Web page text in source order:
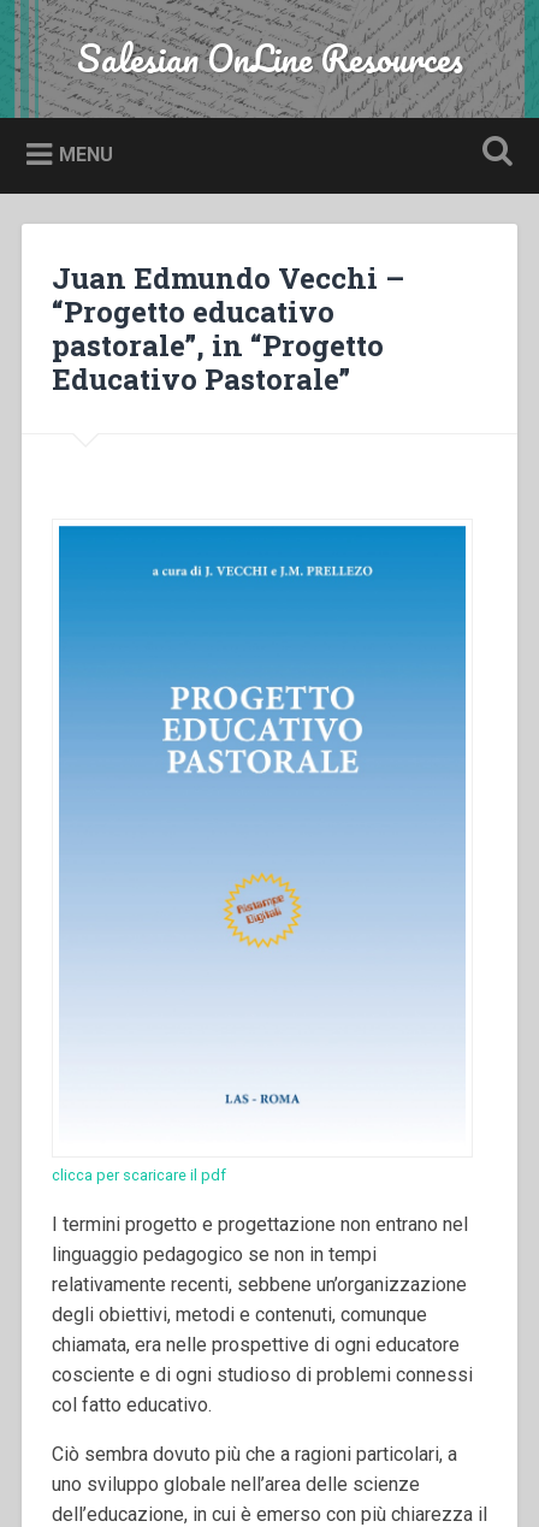
Skip
to
content
Search Salesian OnLine Resources
MENU
Juan Edmundo Vecchi –
“Progetto educativo
pastorale”, in “Progetto
Educativo Pastorale”
clicca per scaricare il pdf
I termini progetto e progettazione non entrano nel
linguaggio pedagogico se non in tempi
relativamente recenti, sebbene un’organizzazione
degli obiettivi, metodi e contenuti, comunque
chiamata, era nelle prospettive di ogni educatore
cosciente e di ogni studioso di problemi connessi
col fatto educativo.
Ciò sembra dovuto più che a ragioni particolari, a
uno sviluppo globale nell’area delle scienze
dell’educazione, in cui è emerso con più chiarezza il